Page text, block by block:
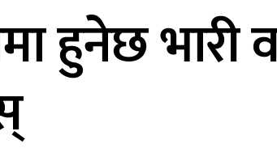
हुनेछ भारी